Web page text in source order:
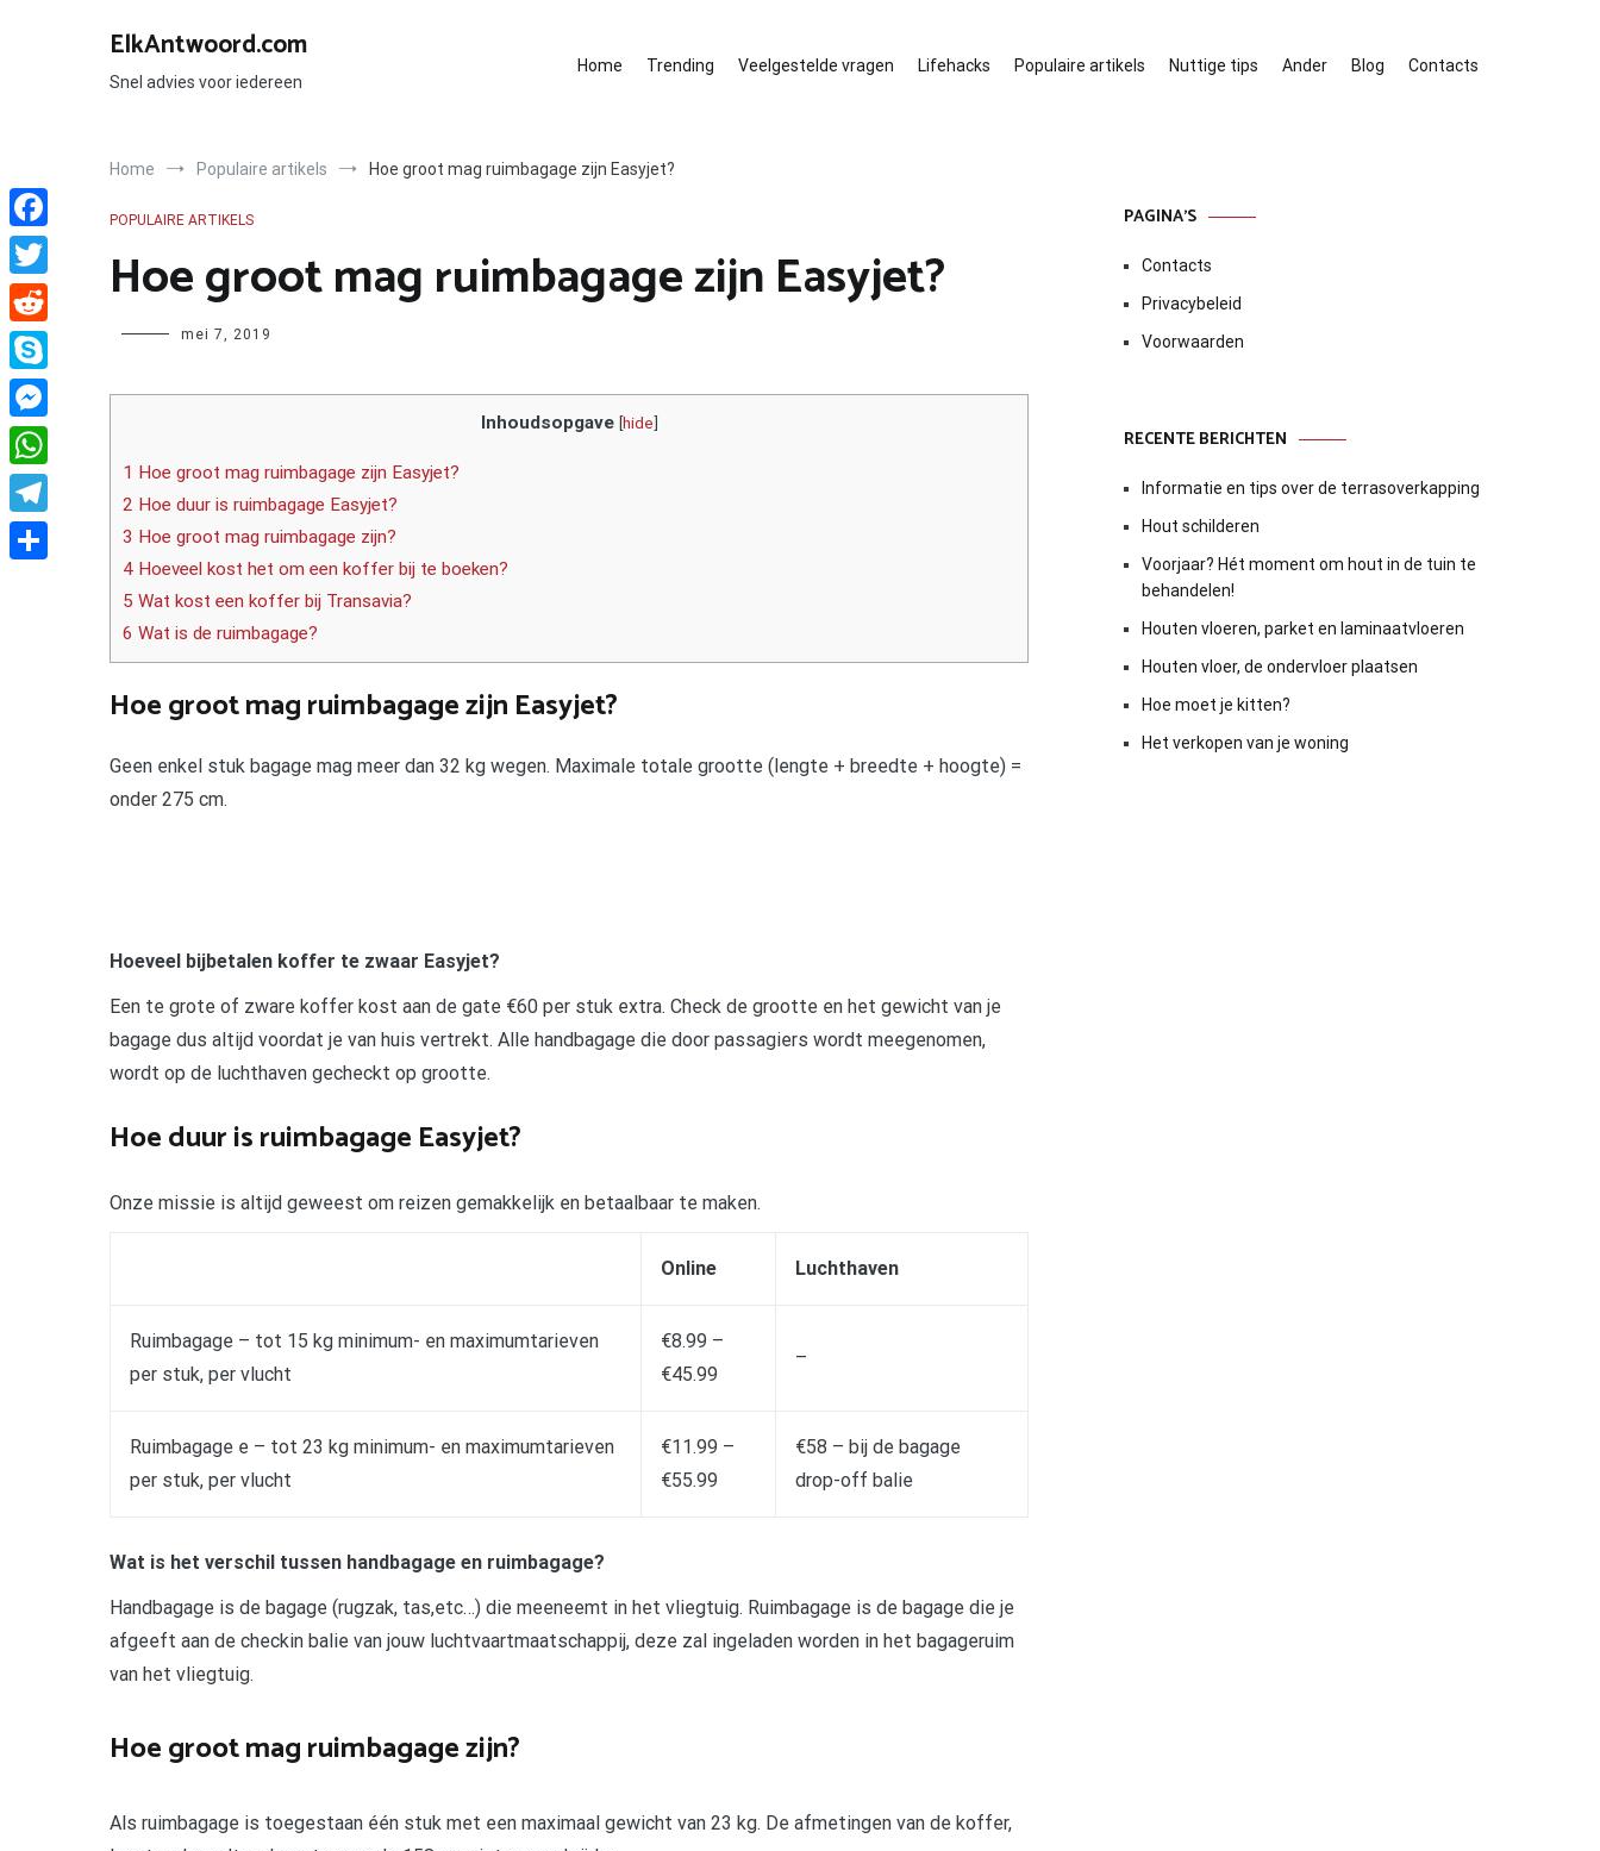
ElkAntwoord.com
Snel advies voor iedereen
Home Trending Veelgestelde vragen Lifehacks Populaire artikels Nuttige tips Ander Blog Contacts
Home Populaire artikels Hoe groot mag ruimbagage zijn Easyjet?
POPULAIRE ARTIKELS
Hoe groot mag ruimbagage zijn Easyjet?
Author mei 7, 2019
Inhoudsopgave [hide]
1 Hoe groot mag ruimbagage zijn Easyjet?
2 Hoe duur is ruimbagage Easyjet?
3 Hoe groot mag ruimbagage zijn?
4 Hoeveel kost het om een koffer bij te boeken?
5 Wat kost een koffer bij Transavia?
6 Wat is de ruimbagage?
Hoe groot mag ruimbagage zijn Easyjet?
Geen enkel stuk bagage mag meer dan 32 kg wegen. Maximale totale grootte (lengte + breedte + hoogte) =
onder 275 cm.
Hoeveel bijbetalen koffer te zwaar Easyjet?
Een te grote of zware koffer kost aan de gate €60 per stuk extra. Check de grootte en het gewicht van je
bagage dus altijd voordat je van huis vertrekt. Alle handbagage die door passagiers wordt meegenomen,
wordt op de luchthaven gecheckt op grootte.
Hoe duur is ruimbagage Easyjet?
Onze missie is altijd geweest om reizen gemakkelijk en betaalbaar te maken.
Online Luchthaven
Ruimbagage – tot 15 kg minimum- en maximumtarieven
per stuk, per vlucht
€8.99 –
€45.99
–
Ruimbagage e – tot 23 kg minimum- en maximumtarieven
per stuk, per vlucht
€11.99 –
€55.99
€58 – bij de bagage
drop-off balie
Wat is het verschil tussen handbagage en ruimbagage?
Handbagage is de bagage (rugzak, tas,etc…) die meeneemt in het vliegtuig. Ruimbagage is de bagage die je
afgeeft aan de checkin balie van jouw luchtvaartmaatschappij, deze zal ingeladen worden in het bagageruim
van het vliegtuig.
Hoe groot mag ruimbagage zijn?
Als ruimbagage is toegestaan één stuk met een maximaal gewicht van 23 kg. De afmetingen van de koffer,
PAGINA’S
Contacts
Privacybeleid
Voorwaarden
RECENTE BERICHTEN
Informatie en tips over de terrasoverkapping
Hout schilderen
Voorjaar? Hét moment om hout in de tuin te
behandelen!
Houten vloeren, parket en laminaatvloeren
Houten vloer, de ondervloer plaatsen
Hoe moet je kitten?
Het verkopen van je woning
Facebook
Twitter
Reddit
Skype
Messenger
WhatsApp
Telegram